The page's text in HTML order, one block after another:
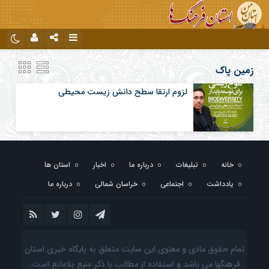
تلگرام نام کاربری یا نشانی ایمیل
رمز عبور
زمین پاک
لزوم ارتقا سطح دانش زیست محیطی
خانه تبلیغات درباره ما اخبار
استان ها
یادداشت
اجتماعی خراسان شمالی درباره ما
تمام حقوق مادی و معنوی این سایت متعلق به پایگاه خبری استان
فرهنگها می باشد و استفاده از مطالب با ذکر منبع بلامانع است.